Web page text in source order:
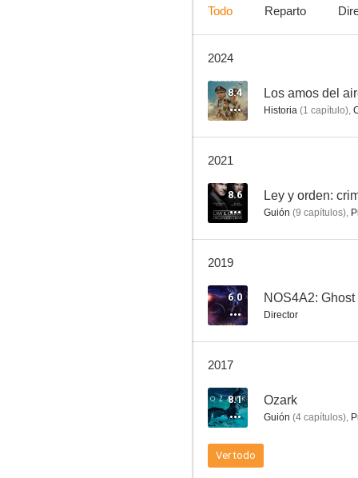
Todo Reparto
2024
8.4 Los amos del
Historia (1 capítulo),
2021
8.6 Ley y orden:
Guión (9 capítulos),
2019
6.0 NOS4A2: Ghost
Director
2017
8.1 Ozark
Guión (4 capítulos),
Ver todo